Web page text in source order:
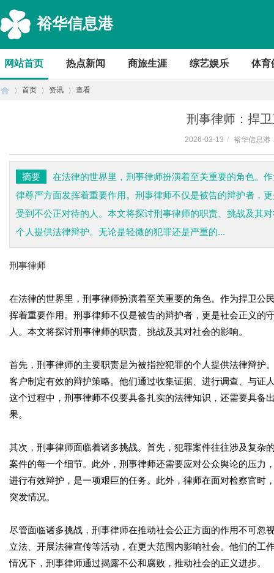
裕华信息港
网站首页 热点新闻 商旅生涯 综艺娱乐 体育
首页 资讯 查看
刑事律师：捍
2026-03-13 / 裕华信息港
摘要
在法律的世界里，刑事律师扮演着至关重要的角色。
律尊严方面发挥着重要作用。刑事律师不仅是被告的辩护者，
受到不公正对待的人。本文将探讨刑事律师的职责、挑战及其
个人提供法律辩护。无论是轻微的犯罪还是严重的...
刑事律师
在法律的世界里，刑事律师扮演着至关重要的角色。作为捍卫公
挥着重要作用。刑事律师不仅是被告的辩护者，更是社会正义的
人。本文将探讨刑事律师的职责、挑战及其对社会的影响。
首先，刑事律师的主要职责是为被指控犯罪的个人提供法律辩护
客户制定有效的辩护策略。他们通过收集证据、进行调查、与证
这个过程中，刑事律师不仅要具备扎实的法律知识，还需要具备
果。
其次，刑事律师面临着诸多挑战。首先，犯罪案件往往涉及复杂
案件的每一个细节。此外，刑事律师还需要应对公众舆论的压力
进行有效辩护，是一项艰巨的任务。此外，律师在面对检察官时
突发情况。
尽管面临诸多挑战，刑事律师在推动社会公正方面的作用不可忽
立法、开展法律宣传等活动，在更大范围内影响社会。他们的
情况下，刑事律师通过揭露不公和腐败，推动社会的正义进步。